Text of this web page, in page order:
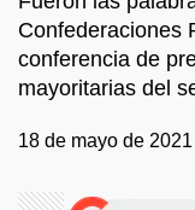
Confederaciones
conferencia de
mayoritarias del
18 de mayo de